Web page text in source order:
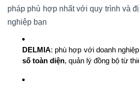
pháp phù hợp nhất với quy trình và
nghiệp bạn
DELMIA: phù hợp với doanh
số toàn diện, quản lý đồng bộ từ